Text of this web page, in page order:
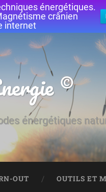
énergétiques.
crânien
internet
©
énergétiques
OUT OUTILS ET